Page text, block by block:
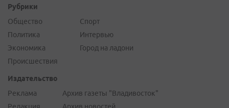
Рубрики
Общество
Политика
Экономика
Происшествия
Спорт
Интервью
Город на ладони
Издательство
Реклама
Архив газеты "Владивосток"